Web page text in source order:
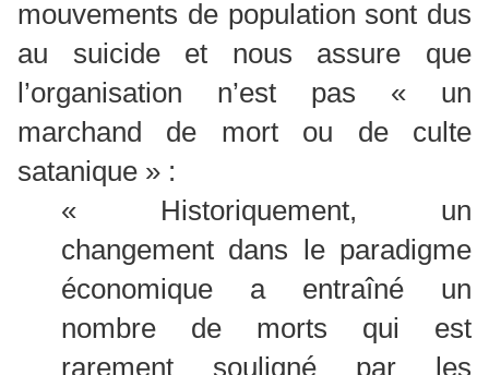
mouvements de population sont dus
au suicide et nous assure que
l’organisation n’est pas « un
marchand de mort ou de culte
satanique » :
« Historiquement, un
changement dans le paradigme
économique a entraîné un
nombre de morts qui est
rarement souligné par les